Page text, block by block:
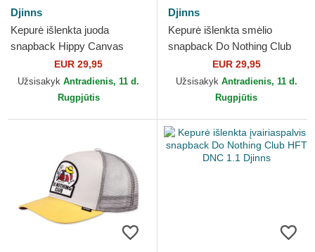
Djinns
Kepurė išlenkta juoda
snapback Hippy Canvas
HFT DjinnsEUR 29,95
Užsisakyk Antradienis, 11 d.
Rugpjūtis
Djinns
Kepurė išlenkta smėlio
snapback Do Nothing Club
HFT DNC 3.0 Hairy Suede
Djinns
EUR 29,95
Užsisakyk Antradienis, 11 d.
Rugpjūtis